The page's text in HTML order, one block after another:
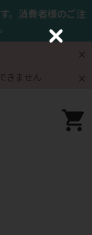
。消費者様のご注
きません
C